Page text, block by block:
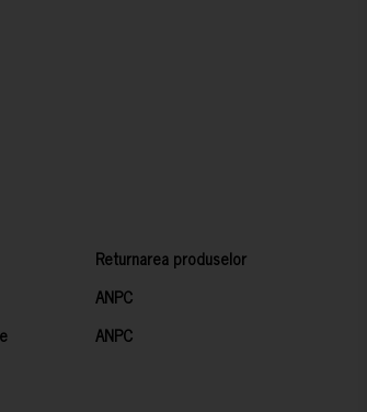
Returnarea produselor
ANPC
ANPC